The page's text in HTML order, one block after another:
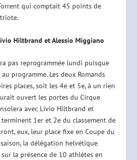
qui comptait 45 points de
Hiltbrand et Alessio Miggiano
pas reprogrammée lundi puisque
programme. Les deux Romands
places, soit les 4e et 5e, à un rien
ouvert les portes du Cirque
avec Livio Hiltbrand et
1er et 2e du classement de
eux, leur place fixe en Coupe du
la délégation helvétique
la présence de 10 athlètes en